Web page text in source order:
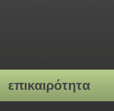
επικαιρότητα